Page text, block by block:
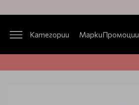
Категории МаркиПромоции